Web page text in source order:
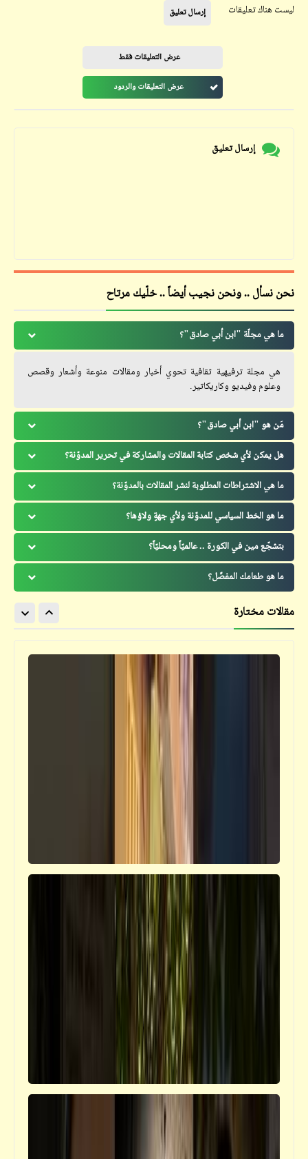
ليست هناك تعليقات إرسال تعليق
عرض التعليقات فقط
عرض التعليقات والردود
إرسال تعليق
نحن نسأل .. ونحن نجيب أيضاً .. خلّيك مرتاح
ما هي مجلّة "ابن أبي صادق"؟
هي مجلة ترفيهية ثقافية تحوي أخبار ومقالات منوعة وأشعار وقصص
وعلوم وفيديو وكاريكاتير.
مَن هو "ابن أبي صادق"؟
هل يمكن لأي شخص كتابة المقالات والمشاركة في تحرير المدوّنة؟
ما هي الاشتراطات المطلوبة لنشر المقالات بالمدوّنة؟
ما هو الخط السياسي للمدوّنة ولأي جهةٍ ولاؤها؟
بتشجّع مين في الكورة .. عالميّاً ومحليّاً؟
ما هو طعامك المفضّل؟
مقالات مختارة